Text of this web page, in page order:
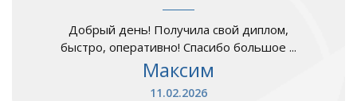
Добрый день! Получила свой диплом,
быстро, оперативно! Спасибо большое ...
Максим
11.02.2026